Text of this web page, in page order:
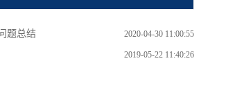
题总结 2020-04-30 11:00:55
2019-05-22 11:40:26